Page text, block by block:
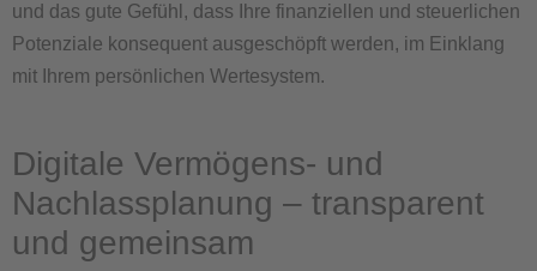
und das gute Gefühl, dass Ihre finanziellen und steuerlichen
Potenziale konsequent ausgeschöpft werden, im Einklang
mit Ihrem persönlichen Wertesystem.
Digitale Vermögens- und
Nachlassplanung – transparent
und gemeinsam